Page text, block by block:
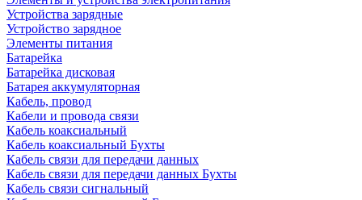
Устройства зарядные
Устройство зарядное
Элементы питания
Батарейка
Батарейка дисковая
Батарея аккумуляторная
Кабель, провод
Кабели и провода связи
Кабель коаксиальный
Кабель коаксиальный Бухты
Кабель связи для передачи данных
Кабель связи для передачи данных Бухты
Кабель связи сигнальный